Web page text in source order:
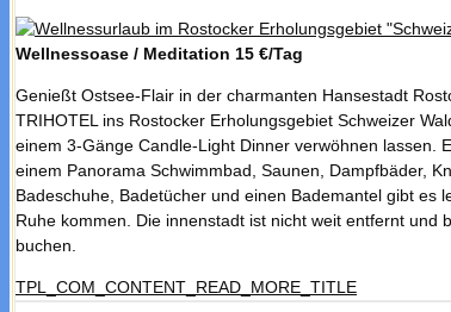
Wellnessoase / Meditation 15 €/Tag
Genießt Ostsee-Flair in der charmanten Hansestadt
TRIHOTEL ins Rostocker Erholungsgebiet Schweizer
einem 3-Gänge Candle-Light Dinner verwöhnen lassen.
einem Panorama Schwimmbad, Saunen, Dampfbäder,
Badeschuhe, Badetücher und einen Bademantel gibt es
Ruhe kommen. Die innenstadt ist nicht weit entfernt
buchen.
TPL_COM_CONTENT_READ_MORE_TITLE